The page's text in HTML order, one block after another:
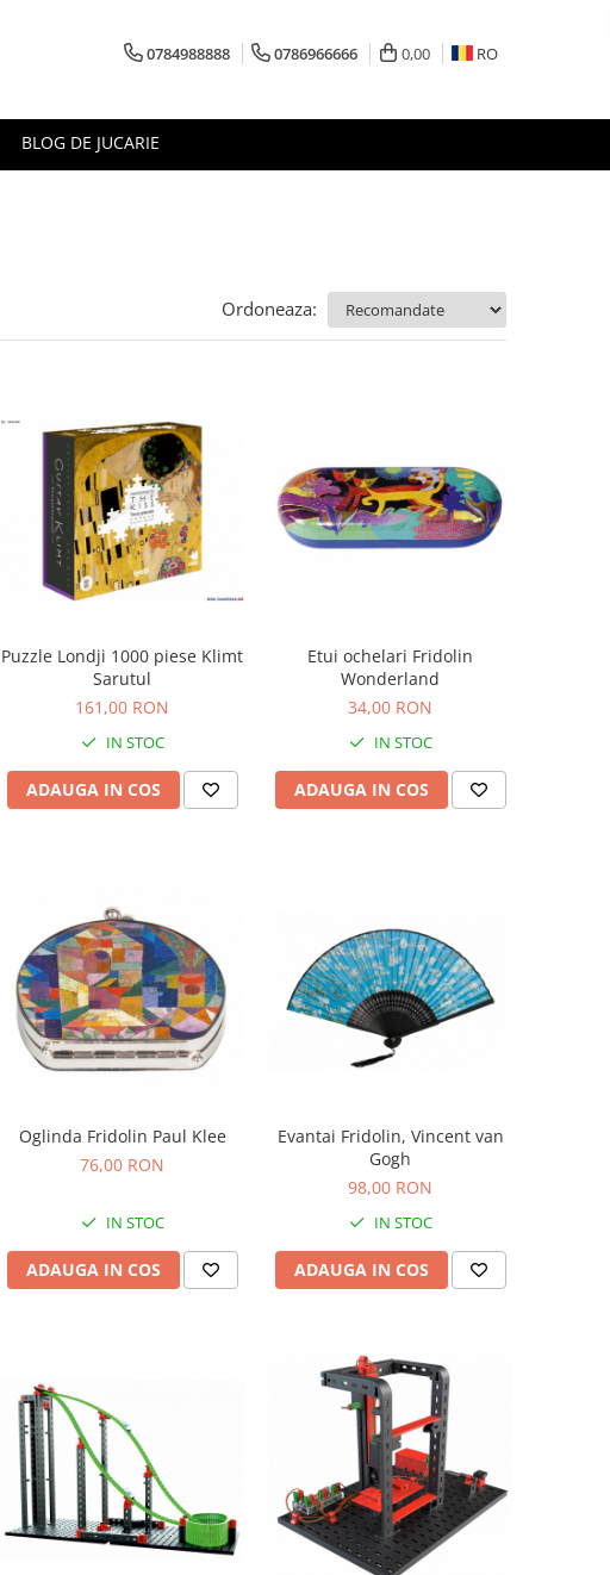
0784988888 0786966666 0,00 RO
BLOG DE JUCARIE
Ordoneaza:
Puzzle Londji 1000 piese Klimt
Sarutul
161,00 RON
IN STOC
ADAUGA IN COS
Etui ochelari Fridolin
Wonderland
34,00 RON
IN STOC
ADAUGA IN COS
Oglinda Fridolin Paul Klee
76,00 RON
IN STOC
ADAUGA IN COS
Evantai Fridolin, Vincent van
Gogh
98,00 RON
IN STOC
ADAUGA IN COS